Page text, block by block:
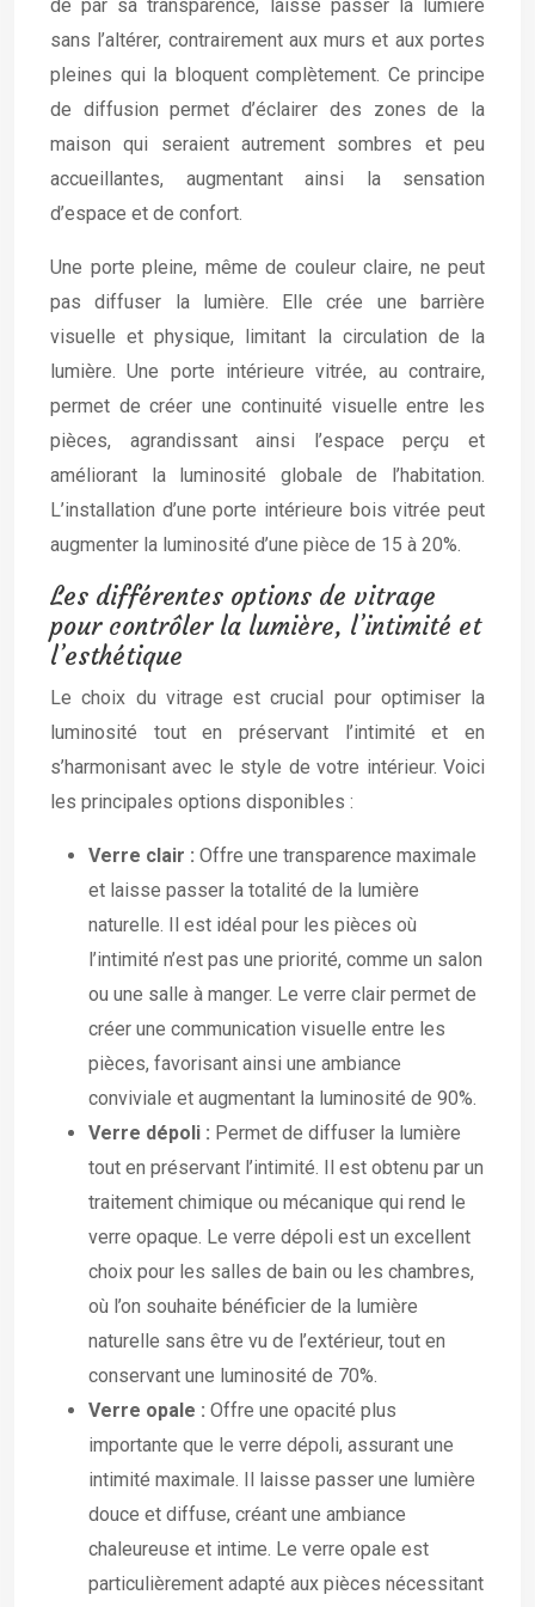
de par sa transparence, laisse passer la lumière
sans l’altérer, contrairement aux murs et aux portes
pleines qui la bloquent complètement. Ce principe
de diffusion permet d’éclairer des zones de la
maison qui seraient autrement sombres et peu
accueillantes, augmentant ainsi la sensation
d’espace et de confort.
Une porte pleine, même de couleur claire, ne peut
pas diffuser la lumière. Elle crée une barrière
visuelle et physique, limitant la circulation de la
lumière. Une porte intérieure vitrée, au contraire,
permet de créer une continuité visuelle entre les
pièces, agrandissant ainsi l’espace perçu et
améliorant la luminosité globale de l’habitation.
L’installation d’une porte intérieure bois vitrée peut
augmenter la luminosité d’une pièce de 15 à 20%.
Les différentes options de vitrage
pour contrôler la lumière, l’intimité et
l’esthétique
Le choix du vitrage est crucial pour optimiser la
luminosité tout en préservant l’intimité et en
s’harmonisant avec le style de votre intérieur. Voici
les principales options disponibles :
Verre clair : Offre une transparence maximale
et laisse passer la totalité de la lumière
naturelle. Il est idéal pour les pièces où
l’intimité n’est pas une priorité, comme un salon
ou une salle à manger. Le verre clair permet de
créer une communication visuelle entre les
pièces, favorisant ainsi une ambiance
conviviale et augmentant la luminosité de 90%.
Verre dépoli : Permet de diffuser la lumière
tout en préservant l’intimité. Il est obtenu par un
traitement chimique ou mécanique qui rend le
verre opaque. Le verre dépoli est un excellent
choix pour les salles de bain ou les chambres,
où l’on souhaite bénéficier de la lumière
naturelle sans être vu de l’extérieur, tout en
conservant une luminosité de 70%.
Verre opale : Offre une opacité plus
importante que le verre dépoli, assurant une
intimité maximale. Il laisse passer une lumière
douce et diffuse, créant une ambiance
chaleureuse et intime. Le verre opale est
particulièrement adapté aux pièces nécessitant